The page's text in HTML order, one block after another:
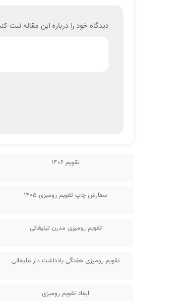
دیدگاه خود را درباره این مقاله ثبت
تقویم 1406
سفارش چاپ تقویم رومیزی 1405
تقویم رومیزی مدرن تبلیغاتی
تقویم رومیزی هفتگی یادداشت دار تبلیغاتی
ابعاد تقویم رومیزی